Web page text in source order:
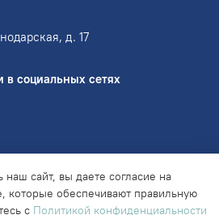
д. 17
социальных сетях
сайт, вы даете согласие на
которые обеспечивают правильную
с Политикой конфиденциальности